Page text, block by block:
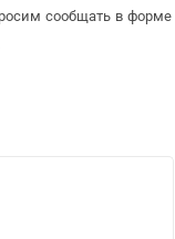
сообщать в форме